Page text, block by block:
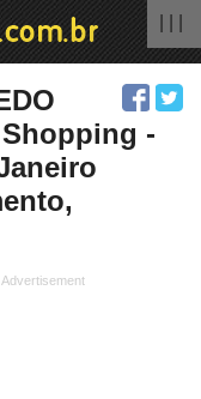
Shopping -